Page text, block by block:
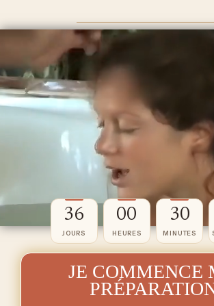
36
JOURS
00
HEURES
30
MINUTES
JE COMMENCE